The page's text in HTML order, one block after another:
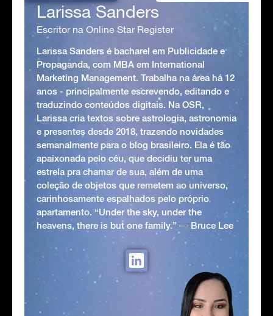
Larissa Sanders
Escritor na Online Star Register
Larissa Sanders é bacharel em Publicidade e
Propaganda, com MBA em International
Marketing Management. Trabalha na área há 12
anos - principalmente escrevendo, editando e
traduzindo conteúdos digitais. Na OSR,
Larissa cria textos sobre astrologia, astronomia
e presentes desde 2018, trazendo novidades
semanalmente para o blog brasileiro. Ela é tão
apaixonada pelo céu, que decidiu ter uma
estrela pra chamar de sua, além de uma
coleção de objetos que remetem ao universo,
carinhosamente espalhados pelo próprio
apartamento. “Under the sky, under the
heavens, there is but one family.” ― Bruce Lee